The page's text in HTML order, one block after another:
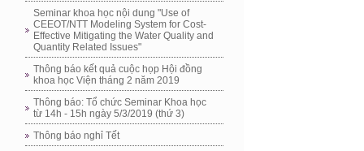
Seminar khoa học nội dung "Use of
CEEOT/NTT Modeling System for Cost-
Effective Mitigating the Water Quality and
Quantity Related Issues"
Thông báo kết quả cuộc họp Hội đồng
khoa học Viện tháng 2 năm 2019
Thông báo: Tổ chức Seminar Khoa học
từ 14h - 15h ngày 5/3/2019 (thứ 3)
Thông báo nghỉ Tết